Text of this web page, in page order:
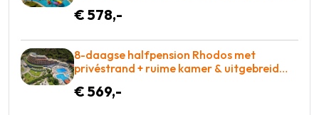
GENIETEN
€ 578,-
8-daagse halfpension Rhodos met
privéstrand + ruime kamer & uitgebreid
voor €569!
€ 569,-